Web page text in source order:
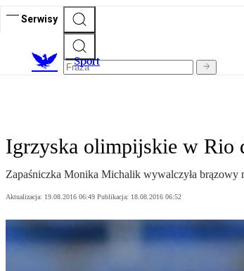
Serwisy
Sport
Igrzyska olimpijskie w Rio
Zapaśniczka Monika Michalik wywalczyła
Aktualizacja: 19.08.2016 06:49 Publikacja: 18.08.2016 06:52